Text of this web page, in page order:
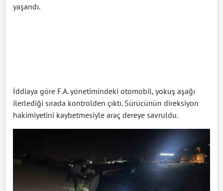
yaşandı.
İddiaya göre F.A. yönetimindeki otomobil, yokuş aşağı
ilerlediği sırada kontrolden çıktı. Sürücünün direksiyon
hakimiyetini kaybetmesiyle araç dereye savruldu.